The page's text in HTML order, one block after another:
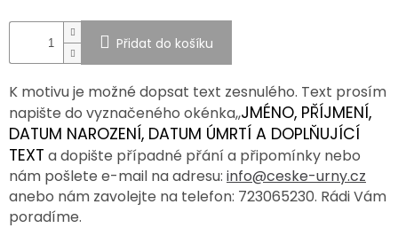
MANUFAKTURA
SPOLUPRÁCE
S
PARTNERY
Výměna
nebo
vrácení
zboží
Přidat do košíku
K motivu je možné dopsat text zesnulého. Text prosím
napište do vyznačeného okénka,,JMÉNO, PŘÍJMENÍ,
DATUM NAROZENÍ, DATUM ÚMRTÍ A DOPLŇUJÍCÍ
TEXT a dopište případné přání a připomínky nebo
nám pošlete e-mail na adresu: info@ceske-urny.cz
anebo nám zavolejte na telefon: 723065230. Rádi Vám
poradíme.